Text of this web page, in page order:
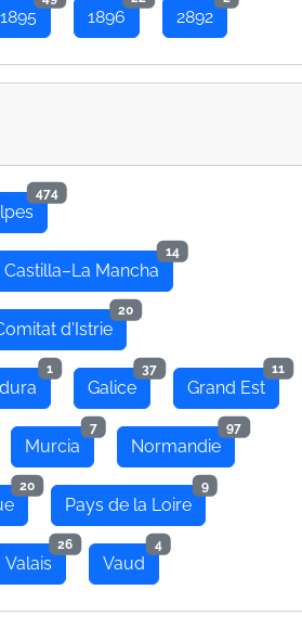
1895 1896 2892
474
Castilla–La Mancha
14
d'Istrie
20
1
Galice
37
Grand Est
11
Murcia
7
Normandie
97
20
Pays de la Loire
9
Valais
26
Vaud
4